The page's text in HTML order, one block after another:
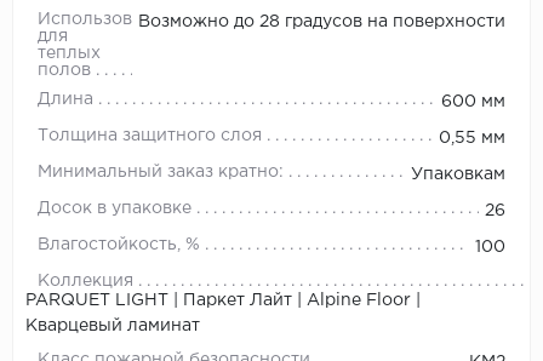
Использование
для
теплых
полов
Возможно до 28 градусов на поверхности
Длина 600 мм
Толщина защитного слоя 0,55 мм
Минимальный заказ кратно: Упаковкам
Досок в упаковке 26
Влагостойкость, % 100
Коллекция
PARQUET LIGHT | Паркет Лайт | Alpine Floor |
Кварцевый ламинат